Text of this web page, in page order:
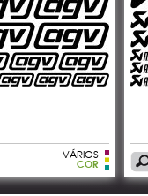
VÁRIOS
COR